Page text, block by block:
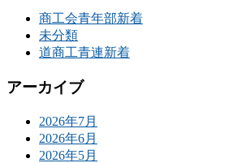
商工会青年部新着
未分類
道商工青連新着
アーカイブ
2026年7月
2026年6月
2026年5月